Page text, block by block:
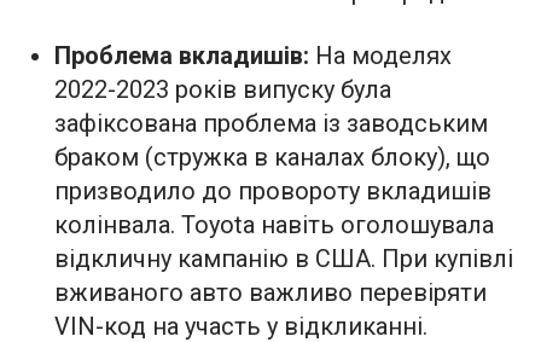
Проблема вкладишів: На моделях
2022-2023 років випуску була
зафіксована проблема із заводським
браком (стружка в каналах блоку), що
призводило до провороту вкладишів
колінвала. Toyota навіть оголошувала
відкличну кампанію в США. При купівлі
вживаного авто важливо перевіряти
VIN-код на участь у відкликанні.